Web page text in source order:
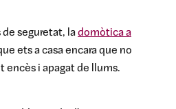
de seguretat, ladomòtica a
ets a casa encara que no
encès i apagat de llums.